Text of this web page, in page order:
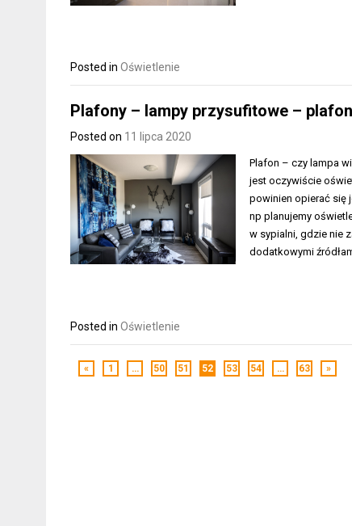
Posted in Oświetlenie
Plafony – lampy przysufitowe –
Posted on 11 lipca 2020
Plafon – czy lampa
jest oczywiście
powinien opierać się
np planujemy
w sypialni, gdzie nie
dodatkowymi
Posted in Oświetlenie
« 1 … 50 51 52 53 54 … 63 »